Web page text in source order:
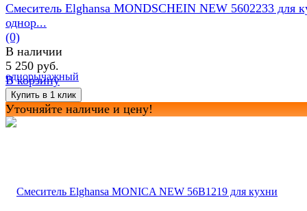
Смеситель Elghansa MONDSCHEIN NEW 5602233 для
однор...
(0)
В наличии
5 250 руб.
В корзину
Уточняйте наличие и цену!